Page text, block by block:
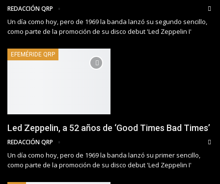
REDACCIÓN QRP
Un día como hoy, pero de 1969 la banda lanzó su segundo sencillo,
como parte de la promoción de su disco debut 'Led Zeppelin I'
EFEMÉRIDE QRP
Led Zeppelin, a 52 años de ‘Good Times Bad Times’
REDACCIÓN QRP
Un día como hoy, pero de 1969 la banda lanzó su primer sencillo,
como parte de la promoción de su disco debut 'Led Zeppelin I'